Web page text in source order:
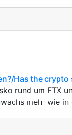
Has the crypto
rund um FTX
mehr wie in